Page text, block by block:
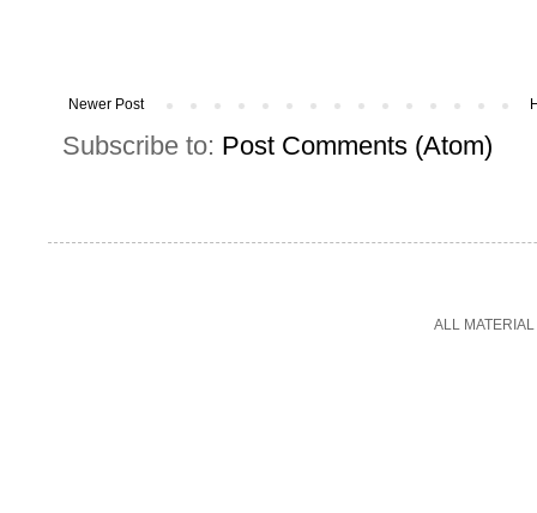
Newer Post
Subscribe to: Post Comments (Atom)
ALL